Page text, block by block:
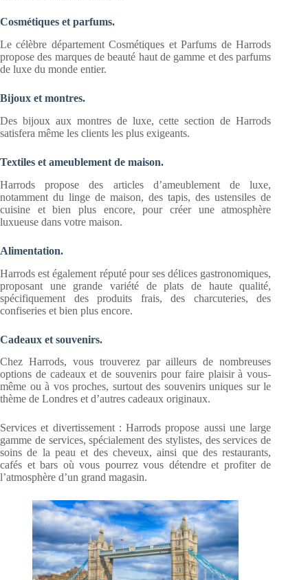
Cosmétiques et parfums.
Le célèbre département Cosmétiques et Parfums de Harrods
propose des marques de beauté haut de gamme et des parfums
de luxe du monde entier.
Bijoux et montres.
Des bijoux aux montres de luxe, cette section de Harrods
satisfera même les clients les plus exigeants.
Textiles et ameublement de maison.
Harrods propose des articles d’ameublement de luxe,
notamment du linge de maison, des tapis, des ustensiles de
cuisine et bien plus encore, pour créer une atmosphère
luxueuse dans votre maison.
Alimentation.
Harrods est également réputé pour ses délices gastronomiques,
proposant une grande variété de plats de haute qualité,
spécifiquement des produits frais, des charcuteries, des
confiseries et bien plus encore.
Cadeaux et souvenirs.
Chez Harrods, vous trouverez par ailleurs de nombreuses
options de cadeaux et de souvenirs pour faire plaisir à vous-
même ou à vos proches, surtout des souvenirs uniques sur le
thème de Londres et d’autres cadeaux originaux.
Services et divertissement : Harrods propose aussi une large
gamme de services, spécialement des stylistes, des services de
soins de la peau et des cheveux, ainsi que des restaurants,
cafés et bars où vous pourrez vous détendre et profiter de
l’atmosphère d’un grand magasin.